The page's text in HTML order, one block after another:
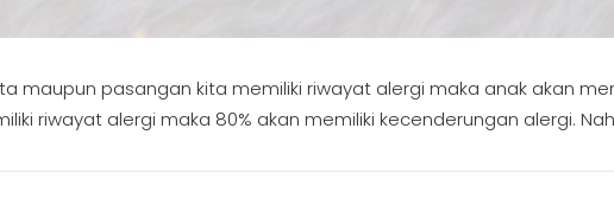
maupun pasangan kita memiliki riwayat alergi maka anak akan
riwayat alergi maka 80% akan memiliki kecenderungan alergi.